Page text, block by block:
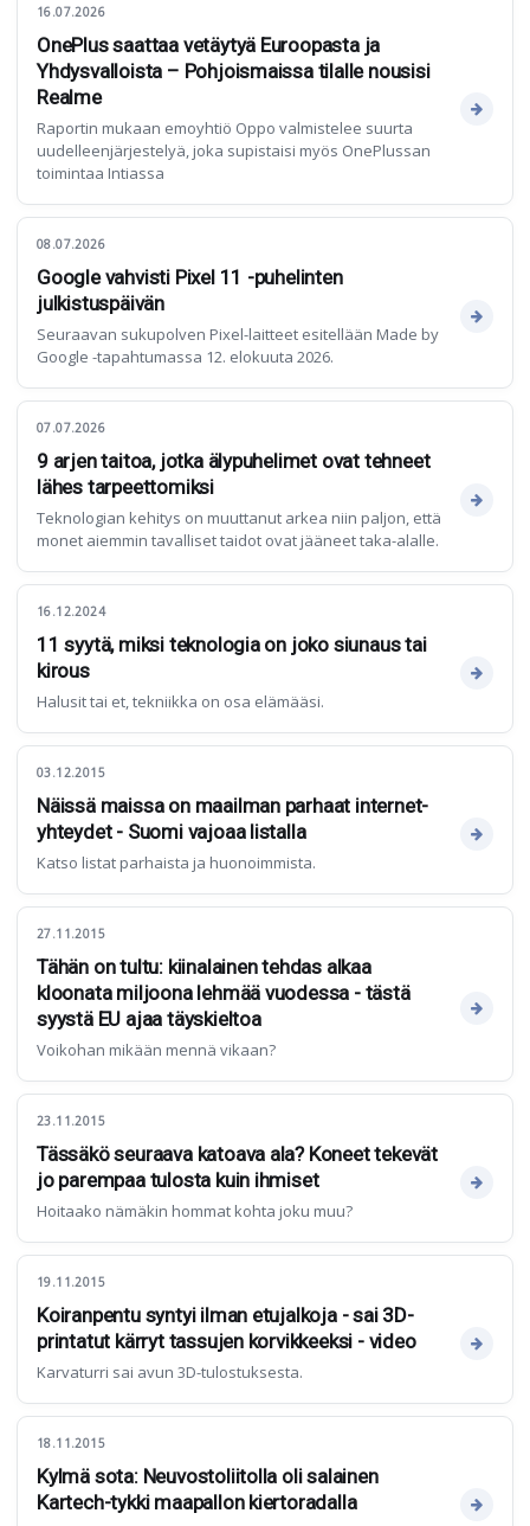
16.07.2026
OnePlus saattaa vetäytyä Euroopasta ja
Yhdysvalloista – Pohjoismaissa tilalle nousisi
Realme
Raportin mukaan emoyhtiö Oppo valmistelee suurta
uudelleenjärjestelyä, joka supistaisi myös OnePlussan
toimintaa Intiassa
08.07.2026
Google vahvisti Pixel 11 -puhelinten
julkistuspäivän
Seuraavan sukupolven Pixel-laitteet esitellään Made by
Google -tapahtumassa 12. elokuuta 2026.
07.07.2026
9 arjen taitoa, jotka älypuhelimet ovat tehneet
lähes tarpeettomiksi
Teknologian kehitys on muuttanut arkea niin paljon, että
monet aiemmin tavalliset taidot ovat jääneet taka-alalle.
16.12.2024
11 syytä, miksi teknologia on joko siunaus tai
kirous
Halusit tai et, tekniikka on osa elämääsi.
03.12.2015
Näissä maissa on maailman parhaat internet-
yhteydet - Suomi vajoaa listalla
Katso listat parhaista ja huonoimmista.
27.11.2015
Tähän on tultu: kiinalainen tehdas alkaa
kloonata miljoona lehmää vuodessa - tästä
syystä EU ajaa täyskieltoa
Voikohan mikään mennä vikaan?
23.11.2015
Tässäkö seuraava katoava ala? Koneet tekevät
jo parempaa tulosta kuin ihmiset
Hoitaako nämäkin hommat kohta joku muu?
19.11.2015
Koiranpentu syntyi ilman etujalkoja - sai 3D-
printatut kärryt tassujen korvikkeeksi - video
Karvaturri sai avun 3D-tulostuksesta.
18.11.2015
Kylmä sota: Neuvostoliitolla oli salainen
Kartech-tykki maapallon kiertoradalla